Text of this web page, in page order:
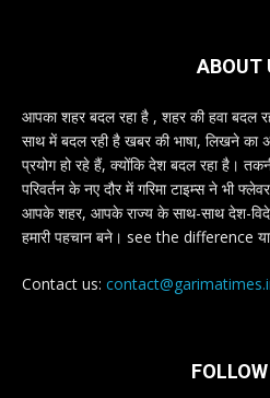
ABOUT
आपका शहर बदल रहा है , शहर की हवा बदल
साथ में बदल रही है खबर की भाषा, लिखने का
प्रयोग हो रहे हैं, क्योंकि देश बदल रहा है।
परिवर्तन के नए दौर में गरिमा टाइम्स ने भी
आपके शहर, आपके राज्य के साथ-साथ देश-
हमारी पहचान बने। see the difference
Contact us: